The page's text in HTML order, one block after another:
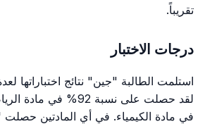
تقريباً.
درجات الاختبار
استلمت الطالبة "جين" نتائج اختباراتها
لقد حصلت على نسبة 92% في مادة الرياضيات، والكسر
في مادة الكيمياء. في أي المادتين